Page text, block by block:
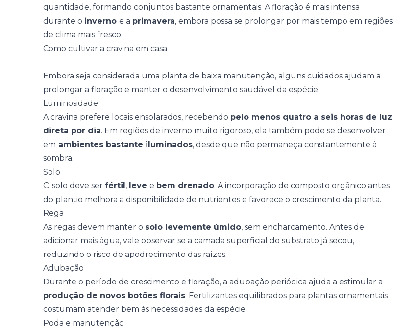
quantidade, formando conjuntos bastante ornamentais. A floração é mais intensa
durante o inverno e a primavera, embora possa se prolongar por mais tempo em regiões
de clima mais fresco.
Como cultivar a cravina em casa
Embora seja considerada uma planta de baixa manutenção, alguns cuidados ajudam a
prolongar a floração e manter o desenvolvimento saudável da espécie.
Luminosidade
A cravina prefere locais ensolarados, recebendo pelo menos quatro a seis horas de luz
direta por dia. Em regiões de inverno muito rigoroso, ela também pode se desenvolver
em ambientes bastante iluminados, desde que não permaneça constantemente à
sombra.
Solo
O solo deve ser fértil, leve e bem drenado. A incorporação de composto orgânico antes
do plantio melhora a disponibilidade de nutrientes e favorece o crescimento da planta.
Rega
As regas devem manter o solo levemente úmido, sem encharcamento. Antes de
adicionar mais água, vale observar se a camada superficial do substrato já secou,
reduzindo o risco de apodrecimento das raízes.
Adubação
Durante o período de crescimento e floração, a adubação periódica ajuda a estimular a
produção de novos botões florais. Fertilizantes equilibrados para plantas ornamentais
costumam atender bem às necessidades da espécie.
Poda e manutenção